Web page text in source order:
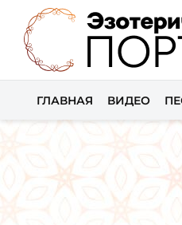
ГЛАВНАЯ ВИДЕО